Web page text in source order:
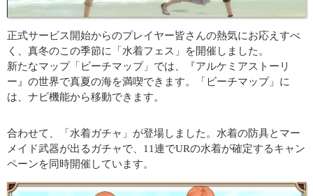
正式サービス開始からのプレイヤー皆さんの熱気にお応えすべ
く、真冬のこの季節に「水着フェス」を開催しました。
新たなマップ「ビーチマップ」では、『アルケミアストーリ
ー』の世界で真夏の海を満喫できます。「ビーチマップ」に
は、ナビ機能から移動できます。
合わせて、「水着ガチャ」が登場しました。水着の防具とマー
メイド武器が出るガチャで、11連でURの水着が確定するキャン
ペーンを同時開催しています。